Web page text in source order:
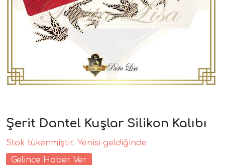
Şerit Dantel Kuşlar Silikon Kalıbı
Stok tükenmiştir. Yenisi geldiğinde
Gelince Haber Ver